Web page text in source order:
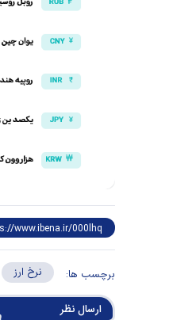
برچسب ها: نرخ ارز
ارسال‌ نظر